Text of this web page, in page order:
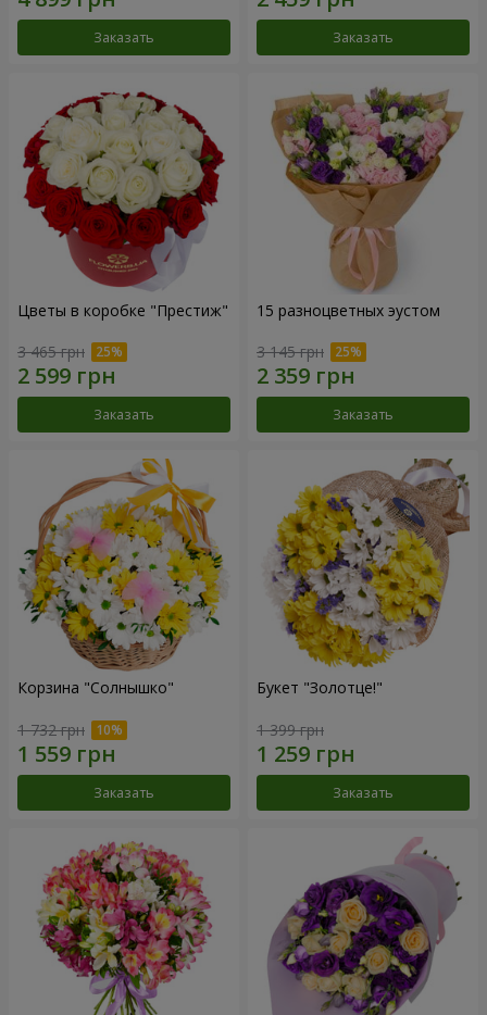
Заказать Заказать
Цветы в коробке "Престиж"
3 465 грн
Заказать
15 разноцветных эустом
3 145 грн
Заказать
Корзина "Солнышко"
1 732 грн
Заказать
Букет "Золотце!"
1 399 грн
Заказать